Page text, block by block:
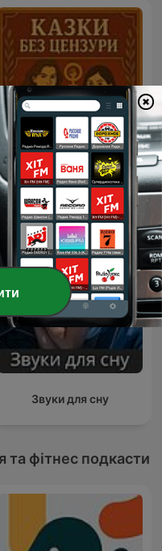
Казки без цензури
Звуки для сну
та фітнес подкасти